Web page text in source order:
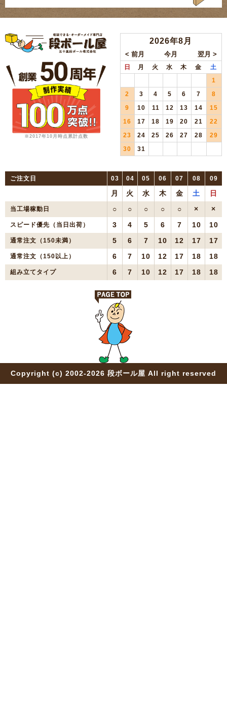
※2017年10月時点累計点数
2026年8月
日 月 火 水 木 金
土
1
2
3 4 5 6 7
8
9
10 11 12 13 14
15
16
17 18 19 20 21
22
23
24 25 26 27 28
29
30
31
ご注文日 03 04 05 06 07 08 09
月 火 水 木 金 土 日
当工場稼動日 ○ ○ ○ ○ ○ × ×
スピード優先（当日出荷） 3 4 5 6 7 10 10
通常注文（150未満） 5 6 7 10 12 17 17
通常注文（150以上） 6 7 10 12 17 18 18
組み立てタイプ 6 7 10 12 17 18 18
Copyright (c) 2002-2026 段ボール屋 All right reserved